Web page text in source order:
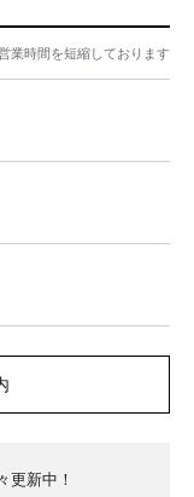
業時間を短縮しております
更新中！